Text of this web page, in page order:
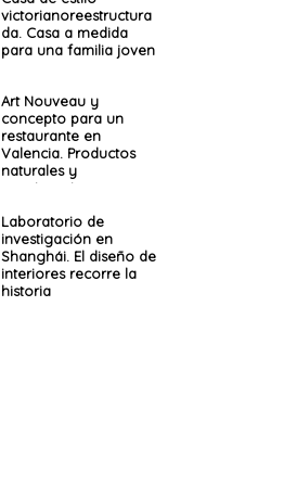
victorianoreestructura
da. Casa a medida
para una familia joven
Art Nouveau y
concepto para un
restaurante en
Valencia. Productos
naturales y
convivencia
Laboratorio de
investigación en
Shanghái. El diseño de
interiores recorre la
historia